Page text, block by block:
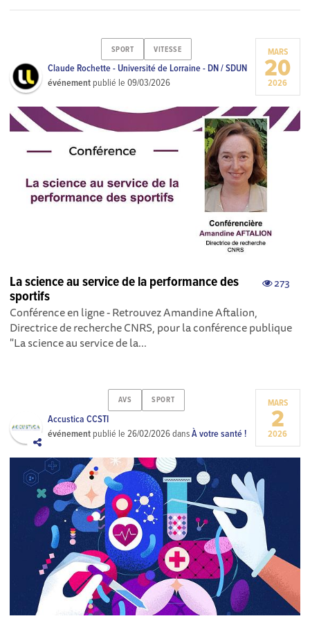
SPORT VITESSE
Claude Rochette - Université de Lorraine - DN / SDUN
événement publié le09/03/2026
MARS
20
2026
273
La science au service de la performance des
sportifs
Conférence en ligne - Retrouvez Amandine Aftalion,
Directrice de recherche CNRS, pour la conférence publique
"La science au service de la...
AVS SPORT
Accustica CCSTI
événement publié le26/02/2026dansÀ votre santé !
MARS
2
2026